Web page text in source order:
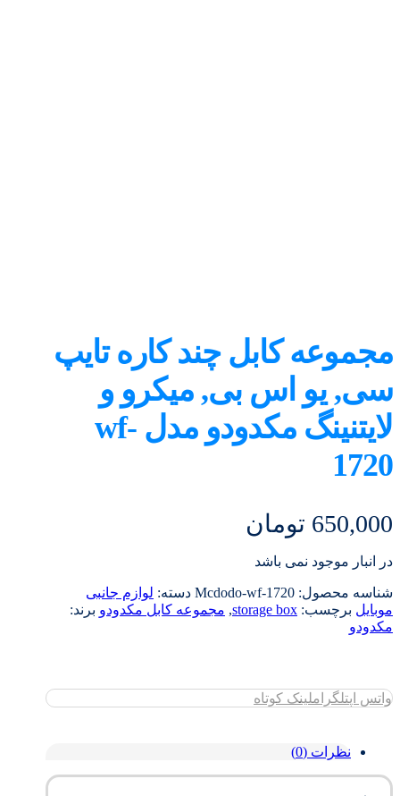
مجموعه کابل چند کاره تایپ
سی, یو اس بی, میکرو و
لایتنینگ مکدودو مدل wf-
1720
650,000 تومان
در انبار موجود نمی باشد
شناسه محصول: Mcdodo-wf-1720 دسته: لوازم جانبی
موبایل برچسب: storage box
, مجموعه کابل مکدودو برند:
مکدودو
واتس اپتلگراملینک کوتاه
نظرات (0)